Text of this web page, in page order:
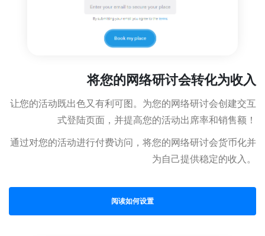
将您的网络研讨会转化为收入
让您的活动既出色又有利可图。为您的网络研讨会创建交互
式登陆页面，并提高您的活动出席率和销售额！
通过对您的活动进行付费访问，将您的网络研讨会货币化并
为自己提供稳定的收入。
阅读如何设置